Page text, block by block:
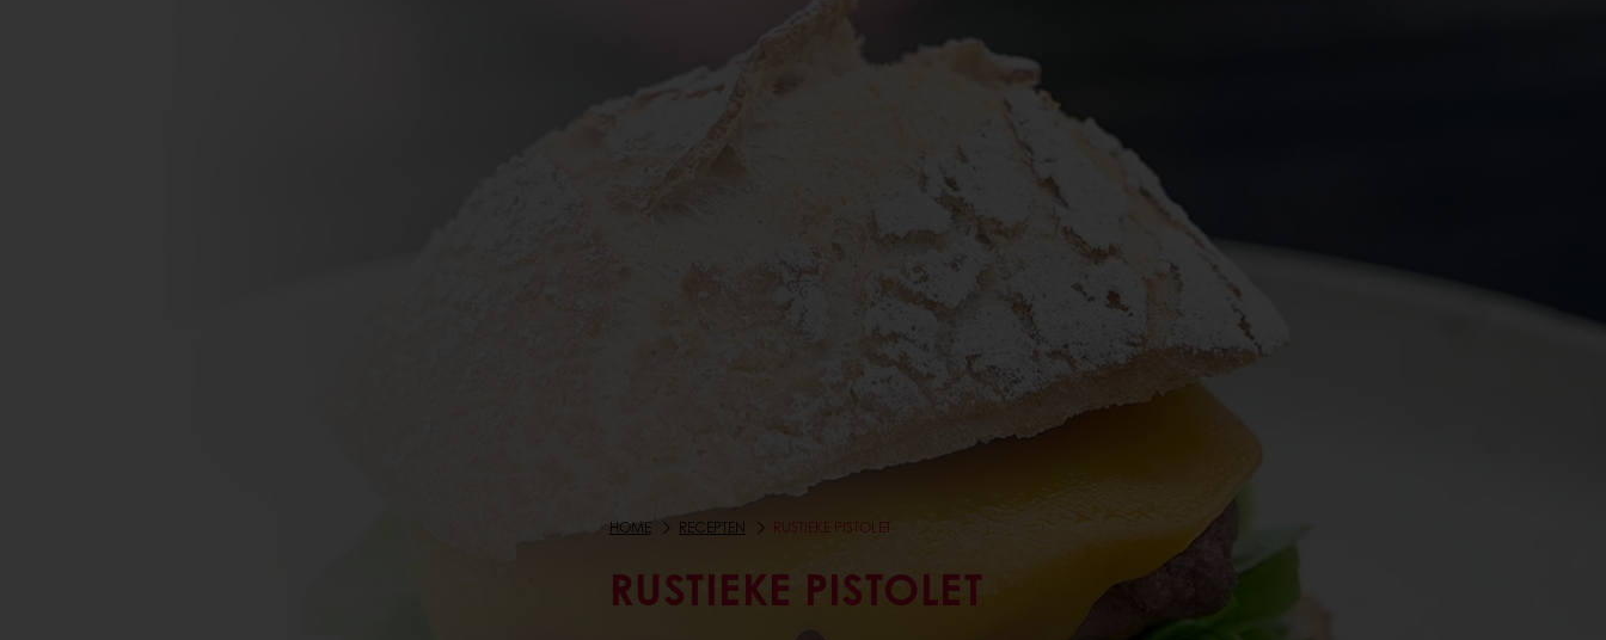
HOME RECEPTEN RUSTIEKE PISTOLET
RUSTIEKE PISTOLET